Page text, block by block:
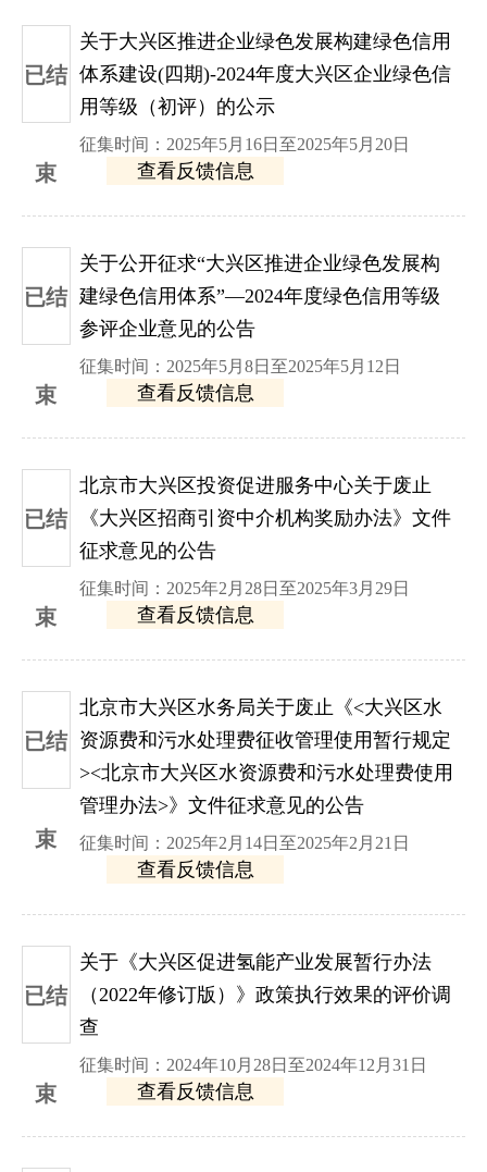
已结
束
关于大兴区推进企业绿色发展构建绿色信用
体系建设(四期)-2024年度大兴区企业绿色信
用等级（初评）的公示
征集时间：2025年5月16日至2025年5月20日
查看反馈信息
已结
束
关于公开征求“大兴区推进企业绿色发展构
建绿色信用体系”—2024年度绿色信用等级
参评企业意见的公告
征集时间：2025年5月8日至2025年5月12日
查看反馈信息
已结
束
北京市大兴区投资促进服务中心关于废止
《大兴区招商引资中介机构奖励办法》文件
征求意见的公告
征集时间：2025年2月28日至2025年3月29日
查看反馈信息
已结
束
北京市大兴区水务局关于废止《<大兴区水
资源费和污水处理费征收管理使用暂行规定
><北京市大兴区水资源费和污水处理费使用
管理办法>》文件征求意见的公告
征集时间：2025年2月14日至2025年2月21日
查看反馈信息
已结
束
关于《大兴区促进氢能产业发展暂行办法
（2022年修订版）》政策执行效果的评价调
查
征集时间：2024年10月28日至2024年12月31日
查看反馈信息